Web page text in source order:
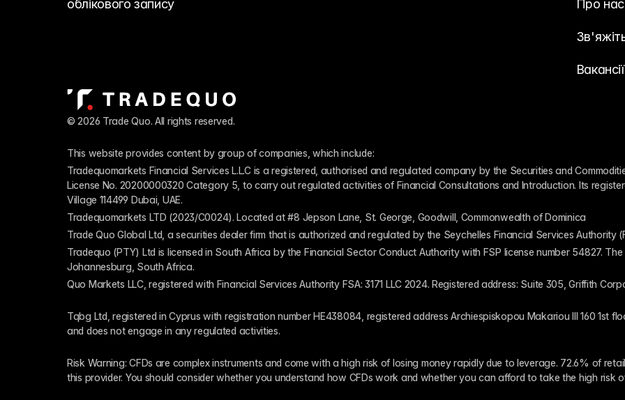
облікового запису
Про нас
Вакансії
© 2026 Trade Quo. All rights reserved.
This website provides content by group of companies, which include:
Tradequomarkets Financial Services L.L.C is a registered, authorised and regulated company by the Securities and
License No. 20200000320 Category 5, to carry out regulated activities of Financial Consultations and Introduction. Its
Village 114499 Dubai, UAE.
Tradequomarkets LTD (2023/C0024). Located at #8 Jepson Lane, St. George, Goodwill, Commonwealth of Dominica
Trade Quo Global Ltd, a securities dealer firm that is authorized and regulated by the Seychelles Financial Services Authority
Tradequo (PTY) Ltd is licensed in South Africa by the Financial Sector Conduct Authority with FSP license number 54827. The
Johannesburg, South Africa.
Quo Markets LLC, registered with Financial Services Authority FSA: 3171 LLC 2024. Registered address: Suite 305, Griffith
Tqbg Ltd, registered in Cyprus with registration number HE438084, registered address Archiespiskopou Makariou III 160 1st
and does not engage in any regulated activities.
Risk Warning: CFDs are complex instruments and come with a high risk of losing money rapidly due to leverage. 72.6% of
this provider. You should consider whether you understand how CFDs work and whether you can afford to take the high risk